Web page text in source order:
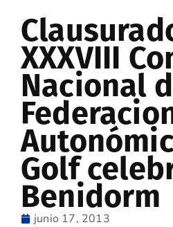
XXXVIII
Nacional
Golf
Benidorm
junio 17, 2013